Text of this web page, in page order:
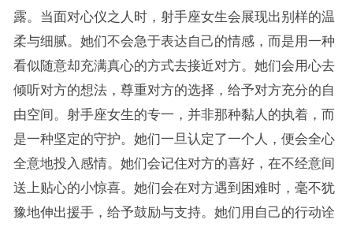
露。当面对心仪之人时，射手座女生会展现出别样的温
柔与细腻。她们不会急于表达自己的情感，而是用一种
看似随意却充满真心的方式去接近对方。她们会用心去
倾听对方的想法，尊重对方的选择，给予对方充分的自
由空间。射手座女生的专一，并非那种黏人的执着，而
是一种坚定的守护。她们一旦认定了一个人，便会全心
全意地投入感情。她们会记住对方的喜好，在不经意间
送上贴心的小惊喜。她们会在对方遇到困难时，毫不犹
豫地伸出援手，给予鼓励与支持。她们用自己的行动诠